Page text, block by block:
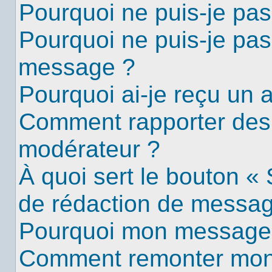
Pourquoi ne puis-je
Pourquoi ne puis-je
message ?
Pourquoi ai-je reçu un
Comment rapporter
modérateur ?
À quoi sert le bouton «
de rédaction de
Pourquoi mon
Comment remonter